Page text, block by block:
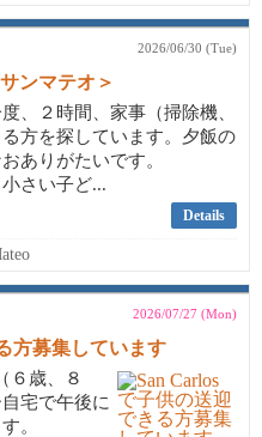
2026/06/30 (Tue)
ンマテオ＞
、２時間、家事（掃除機、
方を探しています。夕飯の
ありがたいです。
さい子ど...
Details
2026/07/27 (Mon)
方募集しています
６歳、８
宅で午後に
。